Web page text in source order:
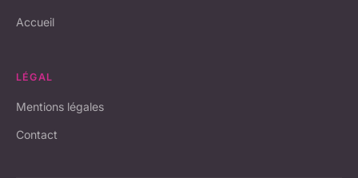
Accueil
LÉGAL
Mentions légales
Contact